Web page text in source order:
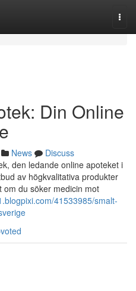
Din Online
News
Discuss
den ledande online apoteket i
av högkvalitativa produkter
om du söker medicin mot
41533985/smalt-